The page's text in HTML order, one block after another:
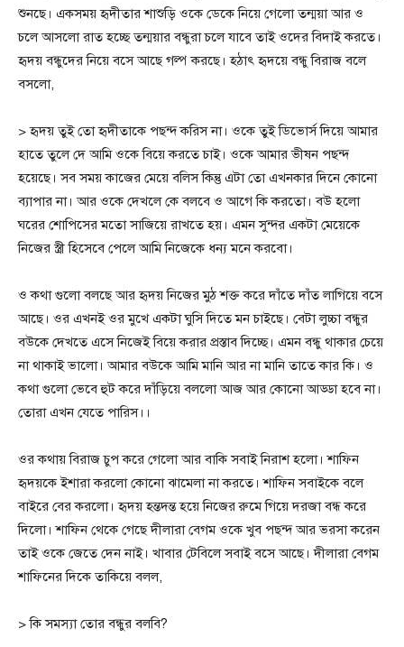
শুনছে। একসময় হৃদীতার শাশুড়ি ওকে ডেকে নিয়ে গেলো তন্ময়া আর ও
চলে আসলো রাত হচ্ছে তন্ময়ার বন্ধুরা চলে যাবে তাই ওদের বিদাই করতে।
হৃদয় বন্ধুদের নিয়ে বসে আছে গল্প করছে। হঠাৎ হৃদয়ে বন্ধু বিরাজ বলে
বসলো,
> হৃদয় তুই তো হৃদীতাকে পছন্দ করিস না। ওকে তুই ডিভোর্স দিয়ে আমার
হাতে তুলে দে আমি ওকে বিয়ে করতে চাই। ওকে আমার ভীষন পছন্দ
হয়েছে। সব সময় কাজের মেয়ে বলিস কিন্তু এটা তো এখনকার দিনে কোনো
ব্যাপার না। আর ওকে দেখলে কে বলবে ও আগে কি করতো। বউ হলো
ঘরের শোপিসের মতো সাজিয়ে রাখতে হয়। এমন সুন্দর একটা মেয়েকে
নিজের স্ত্রী হিসেবে পেলে আমি নিজেকে ধন্য মনে করবো।
ও কথা গুলো বলছে আর হৃদয় নিজের মুঠ শক্ত করে দাঁতে দাঁত লাগিয়ে বসে
আছে। ওর এখনই ওর মুখে একটা ঘুসি দিতে মন চাইছে। বেটা লুচ্চা বন্ধুর
বউকে দেখতে এসে নিজেই বিয়ে করার প্রস্তাব দিচ্ছে। এমন বন্ধু থাকার চেয়ে
না থাকাই ভালো। আমার বউকে আমি মানি আর না মানি তাতে কার কি। ও
কথা গুলো ভেবে হুট করে দাঁড়িয়ে বললো আজ আর কোনো আড্ডা হবে না।
তোরা এখন যেতে পারিস।।
ওর কথায় বিরাজ চুপ করে গেলো আর বাকি সবাই নিরাশ হলো। শাফিন
হৃদয়কে ইশারা করলো কোনো ঝামেলা না করতে। শাফিন সবাইকে বলে
বাইরে বের করলো। হৃদয় হন্তদন্ত হয়ে নিজের রুমে গিয়ে দরজা বন্ধ করে
দিলো। শাফিন থেকে গেছে দীলারা বেগম ওকে খুব পছন্দ আর ভরসা করেন
তাই ওকে জেতে দেন নাই। খাবার টেবিলে সবাই বসে আছে। দীলারা বেগম
শাফিনের দিকে তাকিয়ে বলল,
> কি সমস্যা তোর বন্ধুর বলবি?